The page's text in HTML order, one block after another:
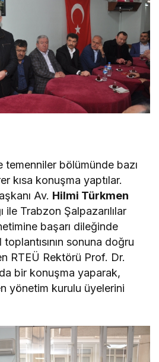
temenniler bölümünde bazı
kısa konuşma yaptılar.
Av. Hilmi Türkmen
ile Trabzon Şalpazarılılar
başarı dileğinde
sonuna doğru
RTEÜ Rektörü Prof. Dr.
da bir konuşma yaparak,
yönetim kurulu üyelerini